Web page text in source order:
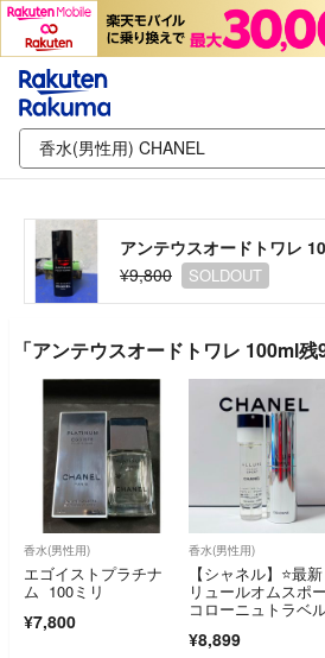
アンテウスオードトワレ
¥9,800
SOLDOUT
「アンテウスオードトワレ 100ml
香水(男性用)
エゴイストプラチナ
ム 100ミリ
¥7,800
香水(男性用)
【シャネル】⭐️最
リュールオムスポ
コローニュトラベ
¥8,899